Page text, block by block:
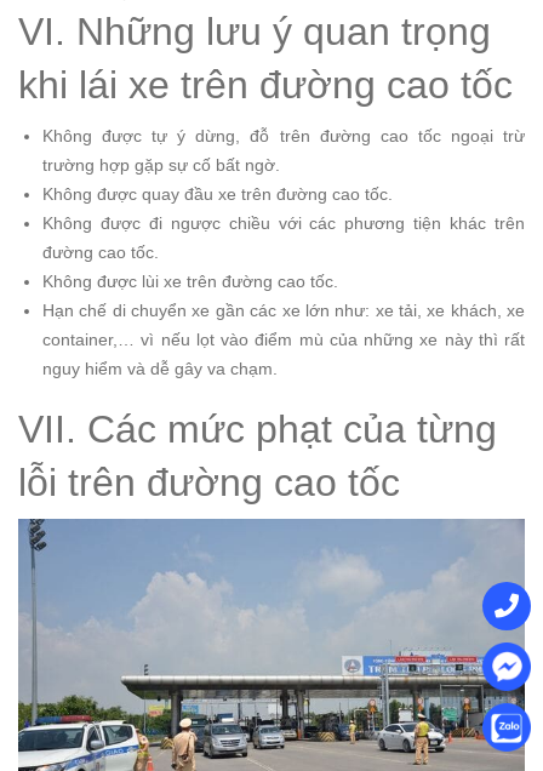
VI. Những lưu ý quan trọng
khi lái xe trên đường cao tốc
Không được tự ý dừng, đỗ trên đường cao tốc ngoại trừ
trường hợp gặp sự cố bất ngờ.
Không được quay đầu xe trên đường cao tốc.
Không được đi ngược chiều với các phương tiện khác trên
đường cao tốc.
Không được lùi xe trên đường cao tốc.
Hạn chế di chuyển xe gần các xe lớn như: xe tải, xe khách, xe
container,… vì nếu lọt vào điểm mù của những xe này thì rất
nguy hiểm và dễ gây va chạm.
VII. Các mức phạt của từng
lỗi trên đường cao tốc